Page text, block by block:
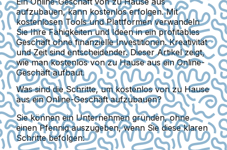
aufzubauen, kann kostenlos erfolgen. Mit
kostenlosen Tools und Plattformen verwandeln
Sie Ihre Fähigkeiten und Ideen in ein profitables
Geschäft ohne finanzielle Investitionen. Kreativität
und Zeit sind entscheidender. Dieser Artikel zeigt,
wie man kostenlos von zu Hause aus ein Online-
Geschäft aufbaut.
Was sind die Schritte, um kostenlos von zu Hause
aus ein Online-Geschäft aufzubauen?
Sie können ein Unternehmen gründen, ohne
einen Pfennig auszugeben, wenn Sie diese klaren
Schritte befolgen: